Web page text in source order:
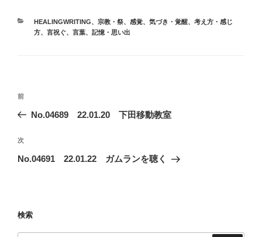
カ
テ
HEALINGWRITING、 宗教・祭、 感覚、 気づき・覚醒、 考え方・感じ
方、 言祝ぐ、 言葉、 記憶・思い出
投
ビ
ゲ
ン
前
の
稿
前
No.04689 22.01.20 下田移動教室
次
の
次
No.04691 22.01.22 ガムランを聴く
検索